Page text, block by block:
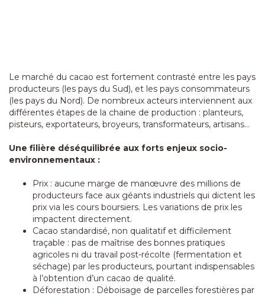
Le marché du cacao est fortement contrasté entre les pays
producteurs (les pays du Sud), et les pays consommateurs
(les pays du Nord). De nombreux acteurs interviennent aux
différentes étapes de la chaine de production : planteurs,
pisteurs, exportateurs, broyeurs, transformateurs, artisans…
Une filière déséquilibrée aux forts enjeux socio-
environnementaux :
Prix : aucune marge de manœuvre des millions de
producteurs face aux géants industriels qui dictent les
prix via les cours boursiers. Les variations de prix les
impactent directement.
Cacao standardisé, non qualitatif et difficilement
traçable : pas de maîtrise des bonnes pratiques
agricoles ni du travail post-récolte (fermentation et
séchage) par les producteurs, pourtant indispensables
à l’obtention d’un cacao de qualité.
Déforestation : Déboisage de parcelles forestières par